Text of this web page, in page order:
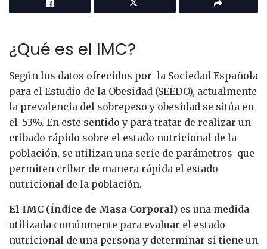
¿Qué es el IMC?
Según los datos ofrecidos por la Sociedad Española
para el Estudio de la Obesidad (SEEDO), actualmente
la prevalencia del sobrepeso y obesidad se sitúa en
el 53%. En este sentido y para tratar de realizar un
cribado rápido sobre el estado nutricional de la
población, se utilizan una serie de parámetros que
permiten cribar de manera rápida el estado
nutricional de la población.
El IMC (Índice de Masa Corporal) es una medida
utilizada comúnmente para evaluar el estado
nutricional de una persona y determinar si tiene un